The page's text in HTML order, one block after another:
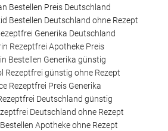
Bestellen Preis Deutschland
Bestellen Deutschland ohne Rezept
Generika Deutschland
Rezeptfrei Apotheke Preis
Bestellen Generika günstig
Rezeptfrei günstig ohne Rezept
Rezeptfrei Preis Generika
Deutschland günstig
Deutschland ohne Rezept
Apotheke ohne Rezept